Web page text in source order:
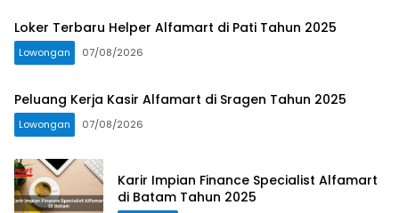
Loker Terbaru Helper Alfamart di Pati Tahun 2025
Lowongan 07/08/2026
Peluang Kerja Kasir Alfamart di Sragen Tahun 2025
Lowongan 07/08/2026
Karir Impian Finance Specialist Alfamart
di Batam Tahun 2025